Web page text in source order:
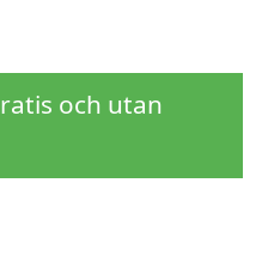
och utan